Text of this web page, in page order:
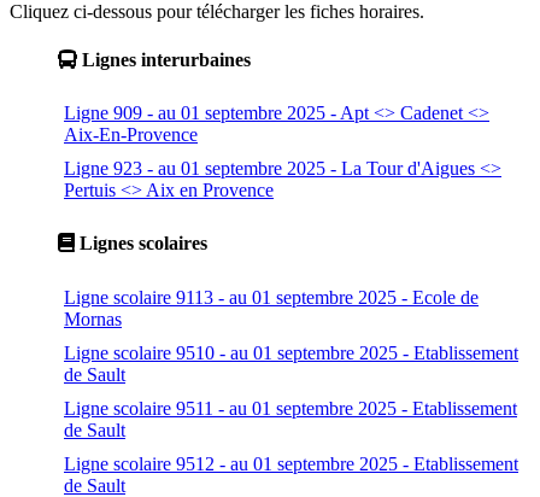
Cliquez ci-dessous pour télécharger les fiches horaires.
Lignes interurbaines
Ligne 909 - au 01 septembre 2025 - Apt <> Cadenet <>
Aix-En-Provence
Ligne 923 - au 01 septembre 2025 - La Tour d'Aigues <>
Pertuis <> Aix en Provence
Lignes scolaires
Ligne scolaire 9113 - au 01 septembre 2025 - Ecole de
Mornas
Ligne scolaire 9510 - au 01 septembre 2025 - Etablissement
de Sault
Ligne scolaire 9511 - au 01 septembre 2025 - Etablissement
de Sault
Ligne scolaire 9512 - au 01 septembre 2025 - Etablissement
de Sault